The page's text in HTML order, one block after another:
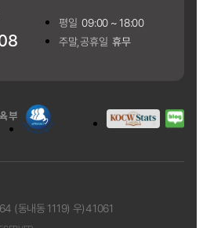
평일 09:00 ~ 18:00
주말,공휴일 휴무
(동내동 1119) 우)41061